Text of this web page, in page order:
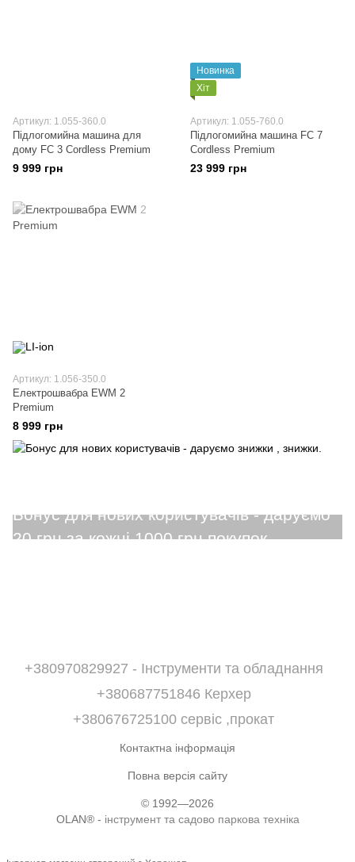
Артикул: 1.055-360.0
Підлогомийна машина для
дому FC 3 Cordless Premium
9 999 грн
Новинка
Хіт
Артикул: 1.055-760.0
Підлогомийна машина FC 7
Cordless Premium
23 999 грн
Артикул: 1.056-350.0
Електрошвабра EWM 2
Premium
8 999 грн
+380970829927 - Інструменти та обладнання
+380687751846 Керхер
+380676725100 сервіс ,прокат
Контактна інформація
Повна версія сайту
© 1992—2026
OLAN® - інструмент та садово паркова техніка